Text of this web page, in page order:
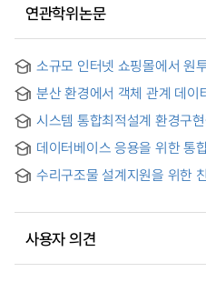
연관학위논문
소규모 인터넷 쇼핑몰에서 원
Database for Supporting
Shopping Mall
분산 환경에서 객체 관계 데이
performance evaluation of
system using ORDBMS in
시스템 통합최적설계 환경구
multidisciplinary system
데이터베이스 응용을 위한 통
for Database Application
수리구조물 설계지원을 위한
사용자 의견